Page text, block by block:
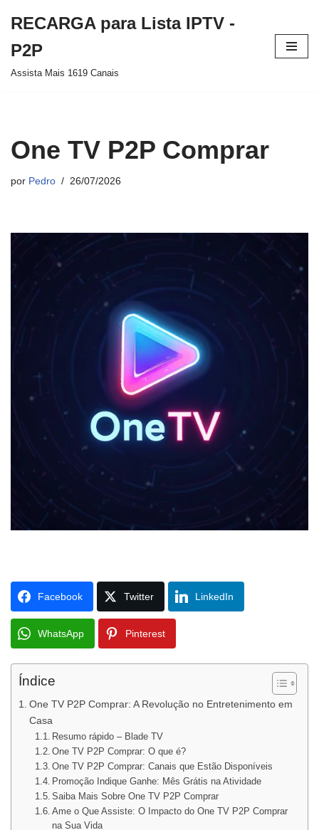
para
o
RECARGA para Lista IPTV -
P2P
Assista Mais 1619 Canais
One TV P2P Comprar
por Pedro 26/07/2026
Facebook Twitter LinkedIn
WhatsApp Pinterest
Índice
One TV P2P Comprar: A Revolução no Entretenimento em
Casa
Resumo rápido – Blade TV
One TV P2P Comprar: O que é?
One TV P2P Comprar: Canais que Estão Disponíveis
Promoção Indique Ganhe: Mês Grátis na Atividade
Saiba Mais Sobre One TV P2P Comprar
Ame o Que Assiste: O Impacto do One TV P2P Comprar
na Sua Vida